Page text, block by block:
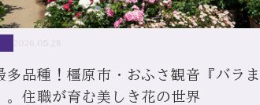
多品種！橿原市・おふさ観音『バラま
。住職が育む美しき花の世界